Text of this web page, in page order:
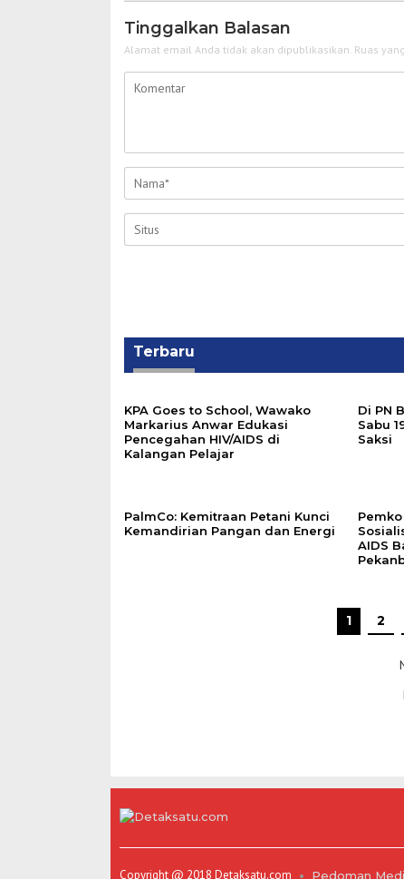
Tinggalkan Balasan
Alamat email Anda tidak akan dipublikasikan. Ruas
Terbaru
‎KPA Goes to School, Wawako
Markarius Anwar Edukasi
Pencegahan HIV/AIDS di
Kalangan Pelajar
Di PN
Sabu
Saksi
PalmCo: Kemitraan Petani Kunci
Kemandirian Pangan dan Energi
AIDS
1 2
Copyright @ 2018 Detaksatu.com Pedoman